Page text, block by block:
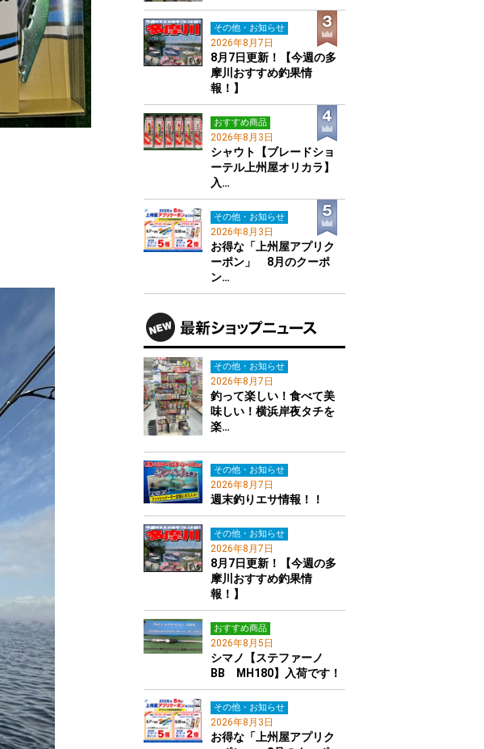
その他・お知らせ
2026年8月7日
8月7日更新！【今週の多
摩川おすすめ釣果情
報！】
おすすめ商品
2026年8月3日
シャウト【ブレードショ
ーテル上州屋オリカラ】
入…
その他・お知らせ
2026年8月3日
お得な「上州屋アプリク
ーポン」 8月のクーポ
ン…
その他・お知らせ
2026年8月7日
釣って楽しい！食べて美
味しい！横浜岸夜タチを
楽…
その他・お知らせ
2026年8月7日
週末釣りエサ情報！！
その他・お知らせ
2026年8月7日
8月7日更新！【今週の多
摩川おすすめ釣果情
報！】
おすすめ商品
2026年8月5日
シマノ【ステファーノ
BB MH180】入荷です！
その他・お知らせ
2026年8月3日
お得な「上州屋アプリク